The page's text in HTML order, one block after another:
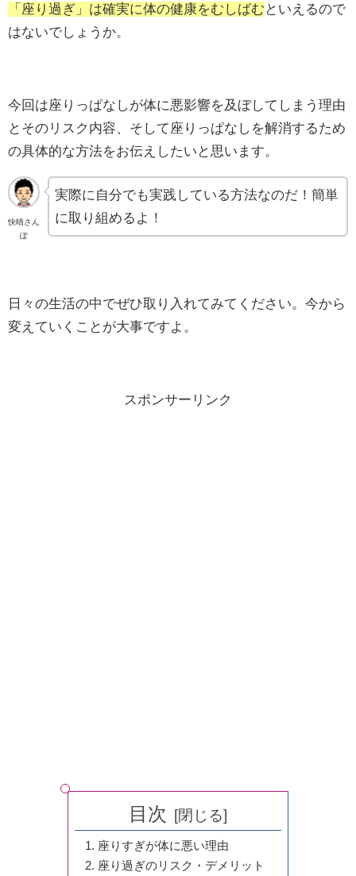
「座り過ぎ」は確実に体の健康をむしばむ といえるので
はないでしょうか。
今回は座りっぱなしが体に悪影響を及ぼしてしまう理由
とそのリスク内容、そして座りっぱなしを解消するため
の具体的な方法をお伝えしたいと思います。
快晴さん
ぽ
実際に自分でも実践している方法なのだ！簡単
に取り組めるよ！
日々の生活の中でぜひ取り入れてみてください。今から
変えていくことが大事ですよ。
スポンサーリンク
目次
座りすぎが体に悪い理由
座り過ぎのリスク・デメリット